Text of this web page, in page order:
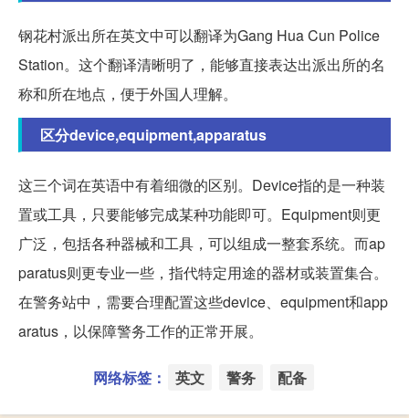
钢花村派出所在英文中可以翻译为Gang Hua Cun Police
Station。这个翻译清晰明了，能够直接表达出派出所的名
称和所在地点，便于外国人理解。
区分device,equipment,apparatus
这三个词在英语中有着细微的区别。Device指的是一种装
置或工具，只要能够完成某种功能即可。Equipment则更
广泛，包括各种器械和工具，可以组成一整套系统。而ap
paratus则更专业一些，指代特定用途的器材或装置集合。
在警务站中，需要合理配置这些device、equipment和app
aratus，以保障警务工作的正常开展。
网络标签： 英文 警务 配备